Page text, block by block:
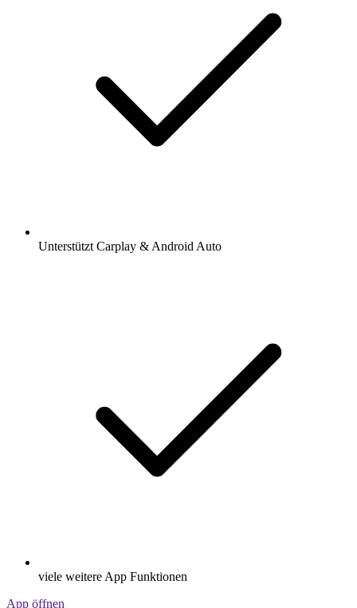
Unterstützt Carplay & Android Auto
viele weitere App Funktionen
App öffnen